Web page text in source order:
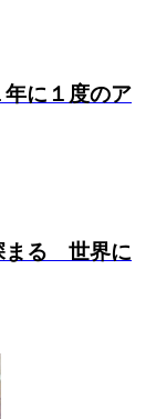
に１度のア
まる 世界に